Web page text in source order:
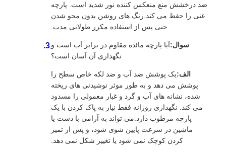
ضد درخشش منع منعکس کننده نور شدید است. پارچه
غنی را حفظ می کند.رنگ های روشن بدون محو شدن
حتی پس از استفاده مکرر طولانی مدت.
سوال:آیا پارچه مائده مقاوم در برابر آب است و
نگهداری آن آسان است؟
الف:یک پوشش ضد آب و ضد لکه خاص سطح را
پوشش می دهد و به طور موثر نوشیدنی های ریخته
شده، نشانه های آب و گرد و غبار معمولی را مسدود
می کند. نگهداری روزانه فقط نیاز به پاک کردن با یک
پارچه مرطوب دارد.می تواند به آرامی با دست یا
ماشین در سرعت پایین شوی شود، و پس از تمیز
کردن کوچک نمی شود یا تغییر شکل نمی دهد.